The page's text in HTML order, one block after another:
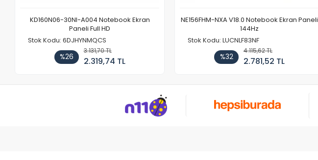
KD160N06-30NI-A004 Notebook Ekran
Paneli Full HD
Stok Kodu: 6DJHYNMQCS
%26
3.131,70 TL
2.319,74 TL
NE156FHM-NXA V18.0 Notebook Ekran Paneli
144Hz
Stok Kodu: LUCNLF83NF
%32
4.115,62 TL
2.781,52 TL